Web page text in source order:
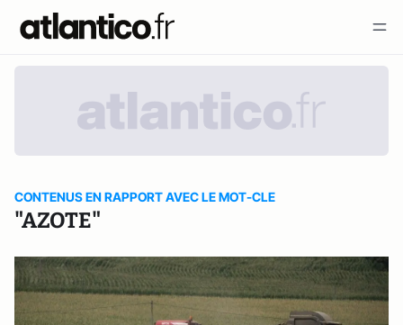
CONTENUS EN RAPPORT AVEC LE MOT-CLE
"AZOTE"